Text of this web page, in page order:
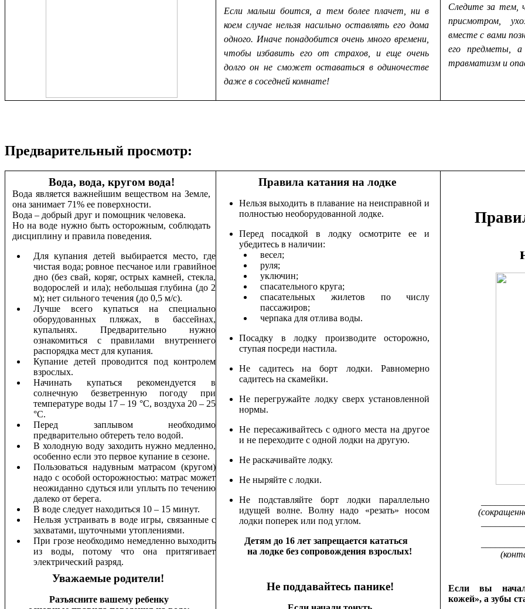
Если малыш боится, а тем более плачет, ни в
коем случае нельзя насильно оставлять его дома
одного. Иначе понадобится очень много времени,
чтобы избавить его от страхов, и еще очень
долго он не сможет оставаться в одиночестве
даже в соседней комнате!
Следите за тем,
присмотром,
вместе с вами
его предметы, а
травматизм и
Предварительный просмотр:
Вода, вода, кругом вода!
Вода является важнейшим веществом на Земле,
она занимает 71% ее поверхности.
Вода – добрый друг и помощник человека.
Но на воде нужно быть осторожным, соблюдать
дисциплину и правила поведения.
Для купания детей выбирается место, где
чистая вода; ровное песчаное или гравийное
дно (без свай, коряг, острых камней, стекла,
водорослей и ила); небольшая глубина (до 2
м); нет сильного течения (до 0,5 м/с).
Лучше всего купаться на специально
оборудованных пляжах, в бассейнах,
купальнях. Предварительно нужно
ознакомиться с правилами внутреннего
распорядка мест для купания.
Купание детей проводится под контролем
взрослых.
Начинать купаться рекомендуется в
солнечную безветренную погоду при
температуре воды 17 – 19 °С, воздуха 20 – 25
°С.
Перед заплывом необходимо
предварительно обтереть тело водой.
В холодную воду заходить нужно медленно,
особенно если это первое купание в сезоне.
Пользоваться надувным матрасом (кругом)
надо с особой осторожностью: матрас может
неожиданно сдуться или уплыть по течению
далеко от берега.
В воде следует находиться 10 – 15 минут.
Нельзя устраивать в воде игры, связанные с
захватами, шуточными утоплениями.
При грозе необходимо немедленно выходить
из воды, потому что она притягивает
электрический разряд.
Уважаемые родители!
Разъясните вашему ребенку
Правила катания на лодке
Нельзя выходить в плавание на неисправной и
полностью необорудованной лодке.
Перед посадкой в лодку осмотрите ее и
убедитесь в наличии:
весел;
руля;
уключин;
спасательного круга;
спасательных жилетов по числу
пассажиров;
черпака для отлива воды.
Посадку в лодку производите осторожно,
ступая посреди настила.
Не садитесь на борт лодки. Равномерно
садитесь на скамейки.
Не перегружайте лодку сверх установленной
нормы.
Не пересаживайтесь с одного места на другое
и не переходите с одной лодки на другую.
Не раскачивайте лодку.
Не ныряйте с лодки.
Не подставляйте борт лодки параллельно
идущей волне. Волну надо «резать» носом
лодки поперек или под углом.
Детям до 16 лет запрещается кататься
на лодке без сопровождения взрослых!
Не поддавайтесь панике!
Если вы
кожей», а зубы